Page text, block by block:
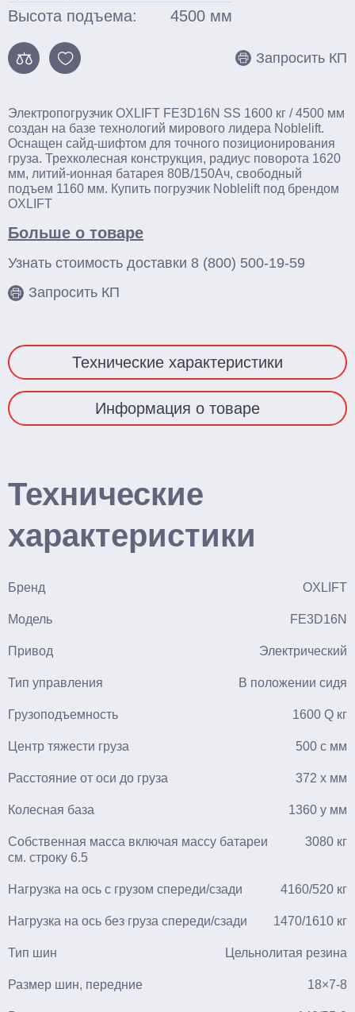
Высота подъема:
4500 мм
Запросить КП
Электропогрузчик OXLIFT FE3D16N SS 1600 кг / 4500 мм
создан на базе технологий мирового лидера Noblelift.
Оснащен сайд-шифтом для точного позиционирования
груза. Трехколесная конструкция, радиус поворота 1620
мм, литий-ионная батарея 80В/150Ач, свободный
подъем 1160 мм. Купить погрузчик Noblelift под брендом
OXLIFT
Больше о товаре
Узнать стоимость доставки 8 (800) 500-19-59
Запросить КП
Технические характеристики
Информация о товаре
Технические
характеристики
Бренд OXLIFT
Модель FE3D16N
Привод Электрический
Тип управления В положении сидя
Грузоподъемность 1600 Q кг
Центр тяжести груза 500 c мм
Расстояние от оси до груза 372 x мм
Колесная база 1360 y мм
Собственная масса включая массу батареи
см. строку 6.5
3080 кг
Нагрузка на ось с грузом спереди/сзади 4160/520 кг
Нагрузка на ось без груза спереди/сзади 1470/1610 кг
Тип шин Цельнолитая резина
Размер шин, передние 18×7-8